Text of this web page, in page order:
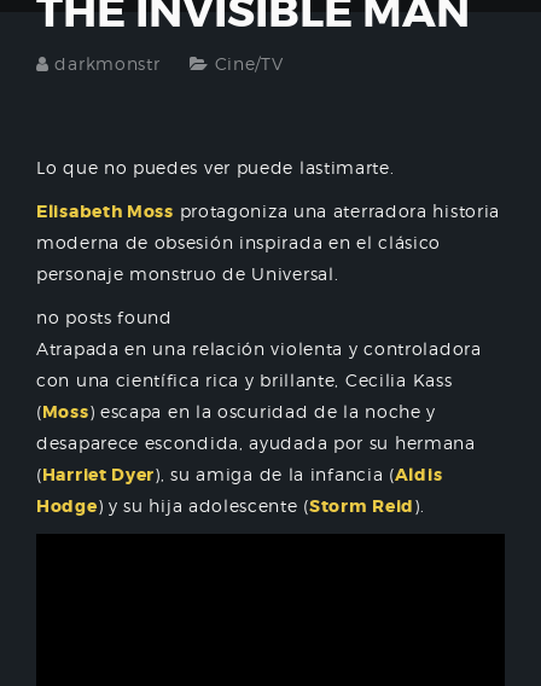
THE INVISIBLE MAN
darkmonstr Cine/TV
Lo que no puedes ver puede lastimarte.
Elisabeth Moss protagoniza una aterradora historia
moderna de obsesión inspirada en el clásico
personaje monstruo de Universal.
no posts found
Atrapada en una relación violenta y controladora
con una científica rica y brillante, Cecilia Kass
(Moss) escapa en la oscuridad de la noche y
desaparece escondida, ayudada por su hermana
(Harriet Dyer), su amiga de la infancia (Aldis
Hodge) y su hija adolescente (Storm Reid).